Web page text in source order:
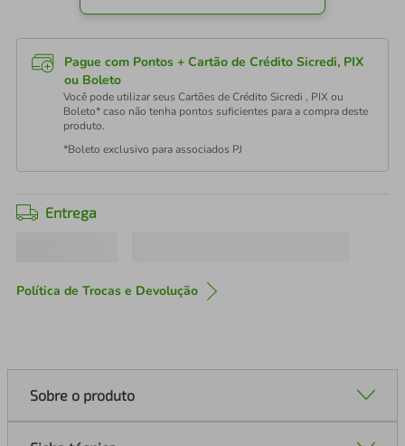
Pague com Pontos + Cartão de Crédito Sicredi, PIX
ou Boleto
Você pode utilizar seus Cartões de Crédito Sicredi , PIX ou
Boleto* caso não tenha pontos suficientes para a compra deste
produto.
*Boleto exclusivo para associados PJ
Entrega
Política de Trocas e Devolução
Sobre o produto